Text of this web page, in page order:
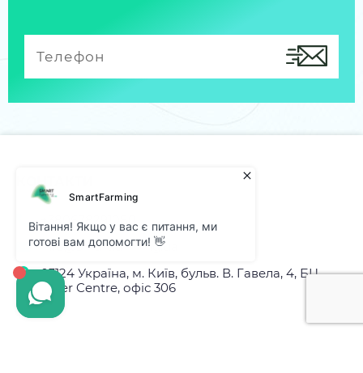
КОНТАКТИ
+380678291080
info@smartfarming.ua
03124 Україна, м. Київ, бульв. В. Гавела, 4, БЦ
Silver Centre, офіс 306